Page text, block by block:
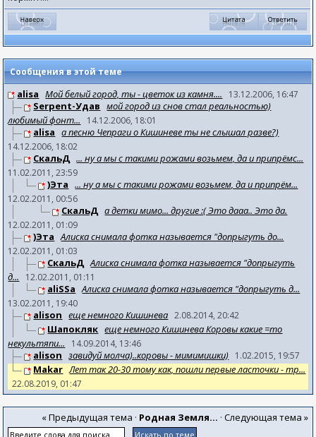
Сообщения в этой теме
alisa Мой белый город, ты - цветок из камня.... 13.12.2006, 16:47
Serpent-Удав мой город из снов стал реальностью)
любимый фонт...
14.12.2006, 18:01
alisa а песню Чепраги о Кишиневе ты не слышал разве?)
14.12.2006, 18:02
СкальД ... ну а мы с такими рожами возьмем, да и припрёмс...
11.02.2011, 23:59
)Эта ... ну а мы с такими рожами возьмем, да и припрём...
12.02.2011, 00:56
СкальД а детки мимо... другие :( Это дааа.. Это да.
12.02.2011, 01:09
)Эта Алиска снимала фотка называется "допрыгуть до...
12.02.2011, 01:03
СкальД Алиска снимала фотка называется "допрыгуть
д...
12.02.2011, 01:11
aliSSa Алиска снимала фотка называется "допрыгуть д...
13.02.2011, 19:40
alison еще немного Кишинева 2.08.2014, 20:42
Шапокляк еще немного Кишинева Коровы какие =то
некультяпи...
14.09.2014, 13:46
alison завидуй молча)..коровы - мимимишки) 1.02.2015, 19:57
Makar Лет так 20-30 тому как, пошли первые ласточки - тр...
22.08.2019, 01:47
« Предыдущая тема · Родная Земля... · Следующая тема »